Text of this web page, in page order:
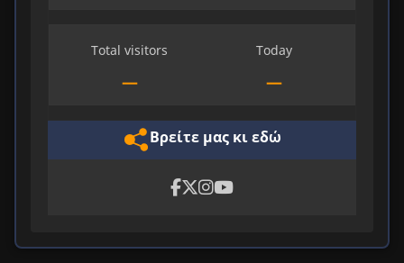
Total visitors
—
Today
—
Βρείτε μας κι εδώ